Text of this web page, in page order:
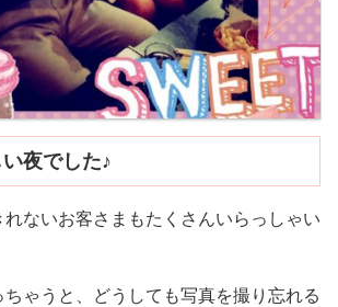
夜でした♪
れないお客さまもたくさんいらっしゃい
ゃうと、どうしても写真を撮り忘れる